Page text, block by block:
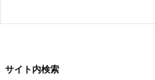
サイト内検索